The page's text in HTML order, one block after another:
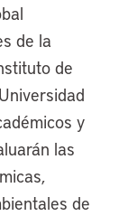
de la
de
y
las
de